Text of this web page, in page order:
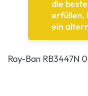
die
erfüllen.
ein
Ray-Ban RB3447N